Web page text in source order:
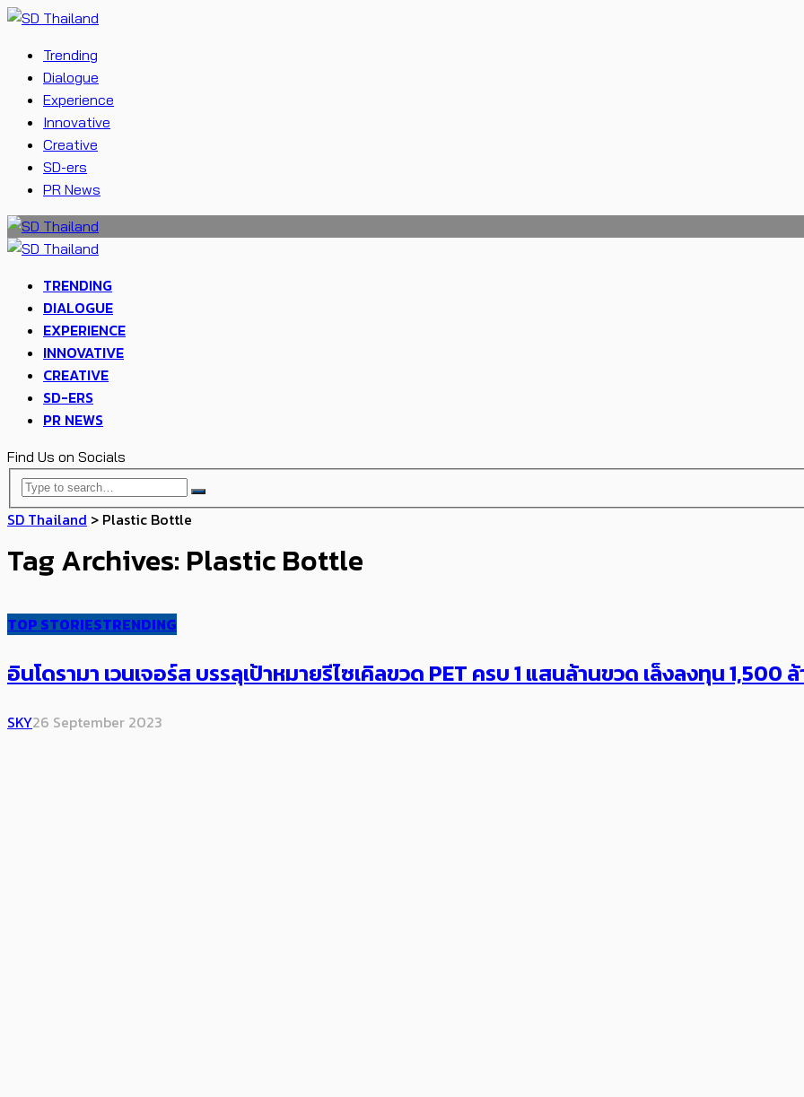
Trending
Dialogue
Experience
Innovative
Creative
SD-ers
PR News
TRENDING
DIALOGUE
EXPERIENCE
INNOVATIVE
CREATIVE
SD-ERS
PR NEWS
Find Us on Socials
SD Thailand > Plastic Bottle
Tag Archives: Plastic Bottle
TOP STORIESTRENDING
อินโดรามา เวนเจอร์ส บรรลุเป้าหมายรีไซเคิลขวด PET ครบ 1 แสนล้านขวด เล็งลงทุน 1,500
SKY26 September 2023